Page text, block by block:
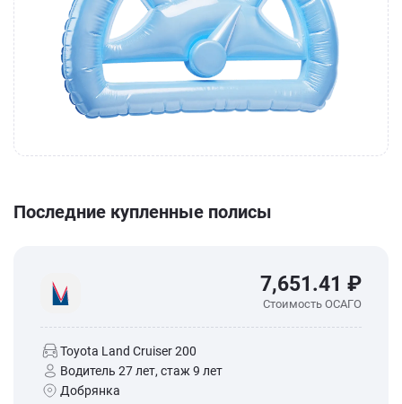
Последние купленные полисы
7,651.41 ₽
Стоимость ОСАГО
Toyota Land Cruiser 200
Водитель 27 лет, стаж 9 лет
Добрянка